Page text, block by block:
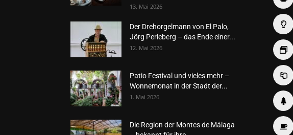
13. Mai 2026
Der Drehorgelmann von El Palo,
Jörg Perleberg – das Ende einer...
12. Mai 2026
Patio Festival und vieles mehr –
Wonnemonat in der Stadt der...
1. Mai 2026
Die Region der Montes de Málaga